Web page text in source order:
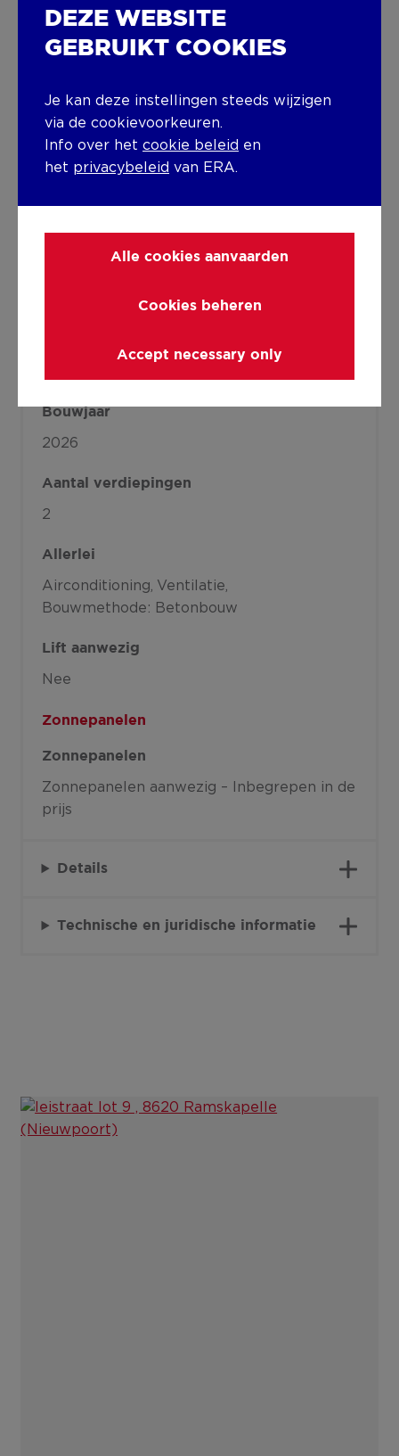
Diversen
Schrijnwerk
PVC 3-Dubbele beglazing
Gevelisolatie
Bouwjaar
2026
Aantal verdiepingen
2
Allerlei
Airconditioning Ventilatie
Bouwmethode: Betonbouw
Lift aanwezig
Nee
Zonnepanelen
Zonnepanelen
Zonnepanelen aanwezig – Inbegrepen in de
prijs
Details
Technische en juridische informatie
DEZE WEBSITE
GEBRUIKT COOKIES
Je kan deze instellingen steeds wijzigen
via de cookievoorkeuren.
Info over het cookie beleid en
het privacybeleid van ERA.
Alle cookies aanvaarden
Cookies beheren
Accept necessary only